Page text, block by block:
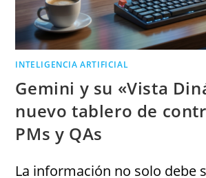
INTELIGENCIA ARTIFICIAL
Gemini y su «Vista
nuevo tablero de
PMs y QAs
La información no solo debe